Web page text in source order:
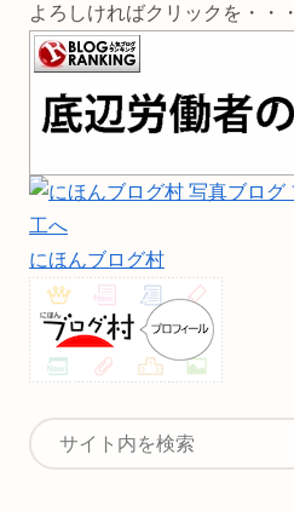
よろしければクリックを・・・
にほんブログ村